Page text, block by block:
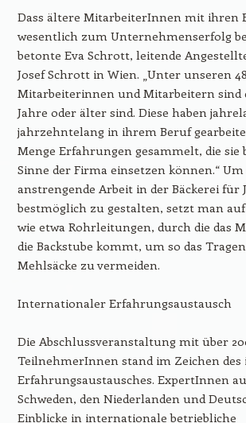
Dass ältere MitarbeiterInnen mit ihren
wesentlich zum Unternehmenserfolg
betonte Eva Schrott, leitende
Josef Schrott in Wien. „Unter unseren 48
Mitarbeiterinnen und Mitarbeitern sind
Jahre oder älter sind. Diese haben
jahrzehntelang in ihrem Beruf
Menge Erfahrungen gesammelt, die sie
Sinne der Firma einsetzen können.“
anstrengende Arbeit in der Bäckerei für
bestmöglich zu gestalten, setzt man
wie etwa Rohrleitungen, durch die das
die Backstube kommt, um so das
Mehlsäcke zu vermeiden.
Internationaler Erfahrungsaustausch
Die Abschlussveranstaltung mit über
TeilnehmerInnen stand im Zeichen
Erfahrungsaustausches. ExpertInnen
Schweden, den Niederlanden und
Einblicke in internationale betriebliche